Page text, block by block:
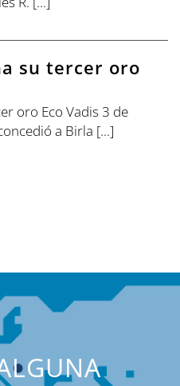
su tercer oro
oro Eco Vadis 3 de
a Birla [...]